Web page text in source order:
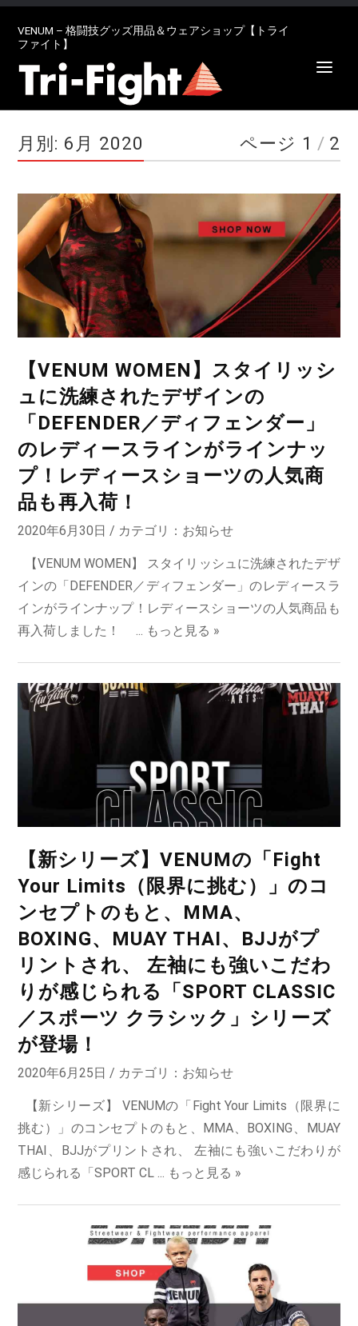
VENUM – 格闘技グッズ用品＆ウェアショップ【トライ
ファイト】
月別: 6月 2020 ページ 1 / 2
【VENUM WOMEN】スタイリッシ
ュに洗練されたデザインの
「DEFENDER／ディフェンダー」
のレディースラインがラインナッ
プ！レディースショーツの人気商
品も再入荷！
2020年6月30日 / カテゴリ： お知らせ
【VENUM WOMEN】 スタイリッシュに洗練されたデザ
インの「DEFENDER／ディフェンダー」のレディースラ
インがラインナップ！レディースショーツの人気商品も
再入荷しました！ ... もっと見る »
【新シリーズ】VENUMの「Fight
Your Limits（限界に挑む）」のコ
ンセプトのもと、MMA、
BOXING、MUAY THAI、BJJがプ
リントされ、 左袖にも強いこだわ
りが感じられる「SPORT CLASSIC
／スポーツ クラシック」シリーズ
が登場！
2020年6月25日 / カテゴリ： お知らせ
【新シリーズ】 VENUMの「Fight Your Limits（限界に
挑む）」のコンセプトのもと、MMA、BOXING、MUAY
THAI、BJJがプリントされ、 左袖にも強いこだわりが
感じられる「SPORT CL ... もっと見る »